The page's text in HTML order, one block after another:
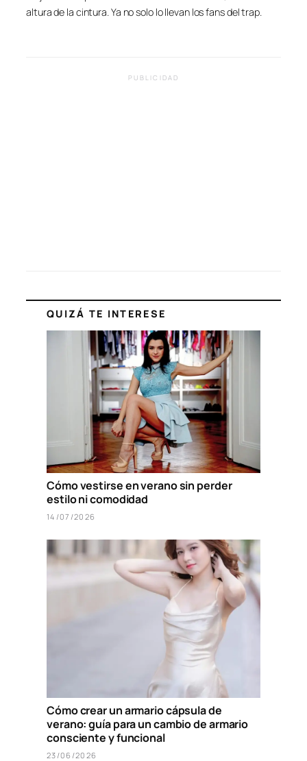
altura de la cintura. Ya no solo lo llevan los fans del trap.
PUBLICIDAD
QUIZÁ TE INTERESE
Cómo vestirse en verano sin perder
estilo ni comodidad
14/07/2026
Cómo crear un armario cápsula de
verano: guía para un cambio de armario
consciente y funcional
23/06/2026